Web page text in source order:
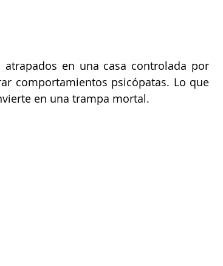
en una casa controlada por
comportamientos psicópatas. Lo que
en una trampa mortal.